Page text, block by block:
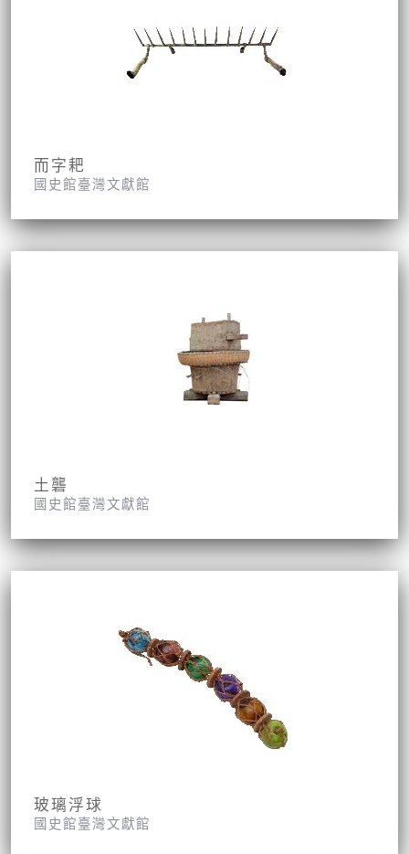
而字耙
國史館臺灣文獻館
土礱
國史館臺灣文獻館
玻璃浮球
國史館臺灣文獻館